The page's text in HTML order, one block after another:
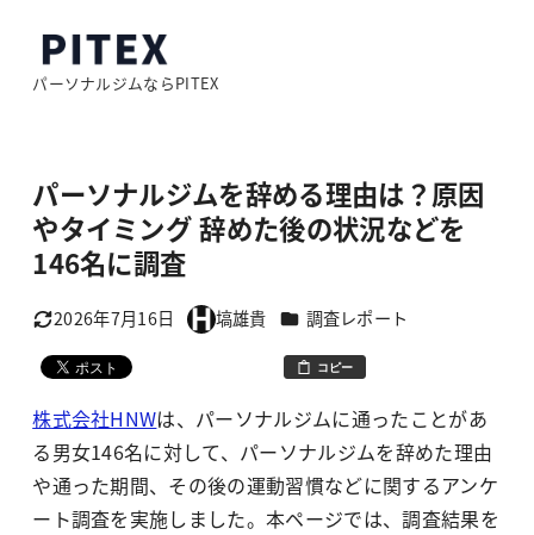
パーソナルジムならPITEX
パーソナルジムを辞める理由は？原因
やタイミング 辞めた後の状況などを
146名に調査
更新日
2026年7月16日
著
塙雄貴 カテゴリー
調査レポート
コピー
株式会社HNWは、パーソナルジムに通ったことがあ
る男女146名に対して、パーソナルジムを辞めた理由
や通った期間、その後の運動習慣などに関するアンケ
ート調査を実施しました。本ページでは、調査結果を